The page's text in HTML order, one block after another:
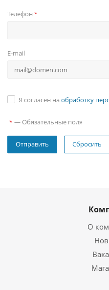
Телефон *
E-mail
Я согласен на обработку
* — Обязательные поля
Сбросить
О